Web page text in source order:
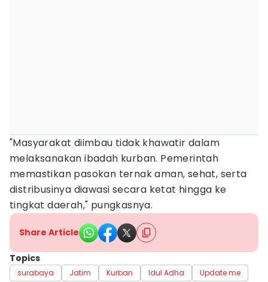
"Masyarakat diimbau tidak khawatir dalam
melaksanakan ibadah kurban. Pemerintah
memastikan pasokan ternak aman, sehat, serta
distribusinya diawasi secara ketat hingga ke
tingkat daerah," pungkasnya.
Share Article
Topics
surabaya Jatim Kurban Idul Adha Update me